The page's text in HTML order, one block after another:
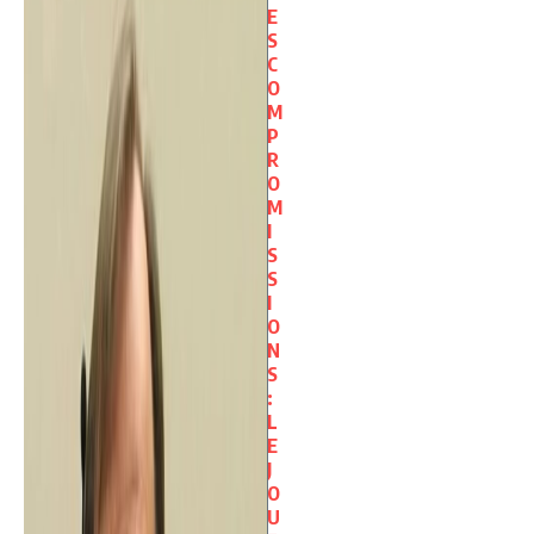
E
S
C
O
M
P
R
O
M
I
S
S
I
O
N
S
:
L
E
J
O
U